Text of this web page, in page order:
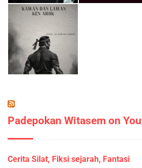
Padepokan Witasem on
Cerita Silat, Fiksi sejarah, Fantasi